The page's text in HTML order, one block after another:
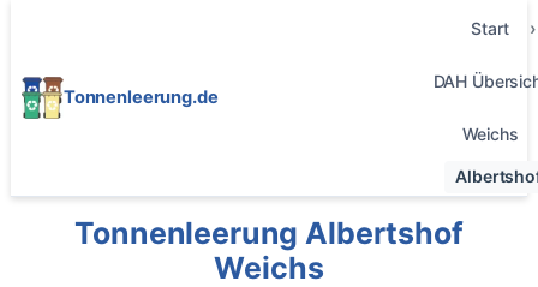
Tonnenleerung.de
Start
DAH
Weichs
Tonnenleerung Albertshof
Weichs